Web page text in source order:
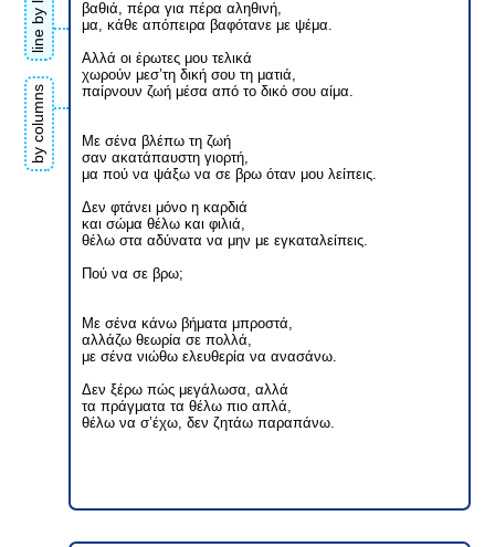
line by line
by columns
βαθιά, πέρα για πέρα αληθινή,
μα, κάθε απόπειρα βαφότανε με ψέμα.
Αλλά οι έρωτες μου τελικά
χωρούν μεσ’τη δική σου τη ματιά,
παίρνουν ζωή μέσα από το δικό σου αίμα.
Με σένα βλέπω τη ζωή
σαν ακατάπαυστη γιορτή,
μα πού να ψάξω να σε βρω όταν μου λείπεις.
Δεν φτάνει μόνο η καρδιά
και σώμα θέλω και φιλιά,
θέλω στα αδύνατα να μην με εγκαταλείπεις.
Πού να σε βρω;
Με σένα κάνω βήματα μπροστά,
αλλάζω θεωρία σε πολλά,
με σένα νιώθω ελευθερία να ανασάνω.
Δεν ξέρω πώς μεγάλωσα, αλλά
τα πράγματα τα θέλω πιο απλά,
θέλω να σ’έχω, δεν ζητάω παραπάνω.